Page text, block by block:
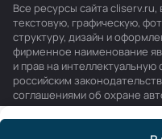
Все ресурсы сайта
текстовую, графическую,
структуру, дизайн и
фирменное наименование
и прав на
российским
соглашениями об охране